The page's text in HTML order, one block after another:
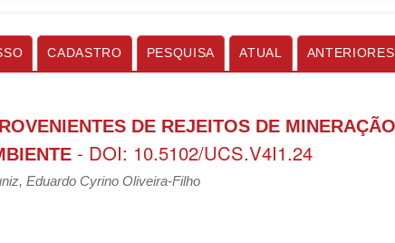
CADASTRO PESQUISA ATUAL ANTERIORES
DE REJEITOS DE
- DOI: 10.5102/UCS.V4I1.24
Eduardo Cyrino Oliveira-Filho